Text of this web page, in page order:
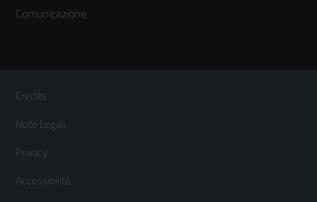
Comunicazione
Footer
Menù
orizzontale
Credits
Note Legali
Privacy
Accessibilità